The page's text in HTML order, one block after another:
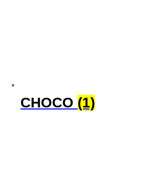
CHOCO (1)